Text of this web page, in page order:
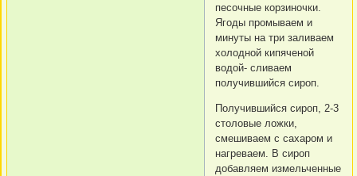
песочные корзиночки.
Ягоды промываем и
минуты на три заливаем
холодной кипяченой
водой- сливаем
получившийся сироп.
Получившийся сироп, 2-3
столовые ложки,
смешиваем с сахаром и
нагреваем. В сироп
добавляем измельченные